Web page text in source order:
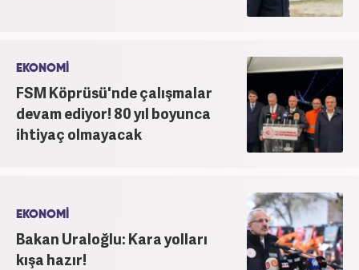
EKONOMİ
FSM Köprüsü'nde çalışmalar
devam ediyor! 80 yıl boyunca
ihtiyaç olmayacak
EKONOMİ
Bakan Uraloğlu: Kara yolları
kışa hazır!